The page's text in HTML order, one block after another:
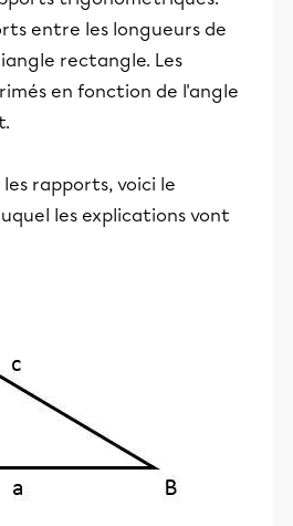
entre les longueurs de
rectangle. Les
en fonction de l'angle
rapports, voici le
les explications vont